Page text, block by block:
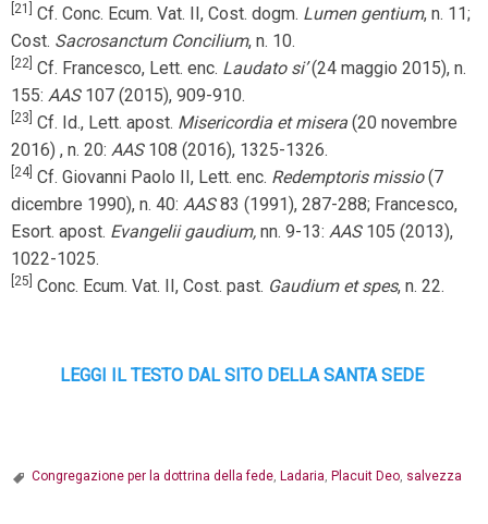
[21] Cf. Conc. Ecum. Vat. II, Cost. dogm. Lumen gentium, n. 11;
Cost. Sacrosanctum Concilium, n. 10.
[22] Cf. Francesco, Lett. enc. Laudato si’(24 maggio 2015), n.
155: AAS107 (2015), 909-910.
[23] Cf. Id., Lett. apost. Misericordia et misera (20 novembre
2016) , n. 20: AAS108 (2016), 1325-1326.
[24] Cf. Giovanni Paolo II, Lett. enc. Redemptoris missio(7
dicembre 1990), n. 40: AAS83 (1991), 287-288; Francesco,
Esort. apost. Evangelii gaudium, nn. 9-13: AAS105 (2013),
1022-1025.
[25] Conc. Ecum. Vat. II, Cost. past. Gaudium et spes, n. 22.
LEGGI IL TESTO DAL SITO DELLA SANTA SEDE
Congregazione per la dottrina della fede, Ladaria, Placuit Deo, salvezza